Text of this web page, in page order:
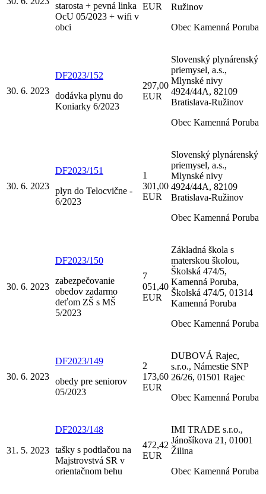
starosta + pevná linka
OcU 05/2023 + wifi v
obci
EUR
Ružinov
Obec Kamenná Poruba
30. 6. 2023
DF2023/152
dodávka plynu do
Koniarky 6/2023
297,00
EUR
Slovenský plynárenský
priemysel, a.s.,
Mlynské nivy
4924/44A, 82109
Bratislava-Ružinov
Obec Kamenná Poruba
30. 6. 2023
DF2023/151
plyn do Telocvične -
6/2023
1
301,00
EUR
Slovenský plynárenský
priemysel, a.s.,
Mlynské nivy
4924/44A, 82109
Bratislava-Ružinov
Obec Kamenná Poruba
30. 6. 2023
DF2023/150
zabezpečovanie
obedov zadarmo
deťom ZŠ s MŠ
5/2023
7
051,40
EUR
Základná škola s
materskou školou,
Školská 474/5,
Kamenná Poruba,
Školská 474/5, 01314
Kamenná Poruba
Obec Kamenná Poruba
30. 6. 2023
DF2023/149
obedy pre seniorov
05/2023
2
173,60
EUR
DUBOVÁ Rajec,
s.r.o., Námestie SNP
26/26, 01501 Rajec
Obec Kamenná Poruba
31. 5. 2023
DF2023/148
tašky s podtlačou na
Majstrovstvá SR v
orientačnom behu
472,42
EUR
IMI TRADE s.r.o.,
Jánošíkova 21, 01001
Žilina
Obec Kamenná Poruba